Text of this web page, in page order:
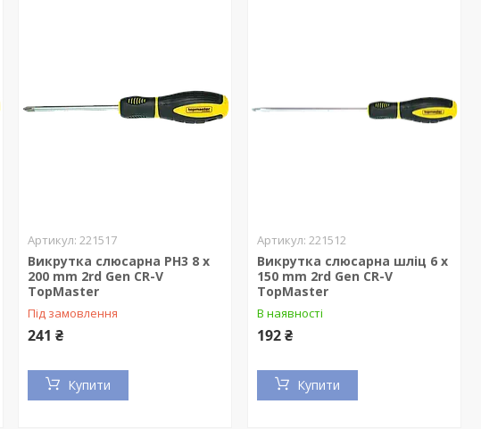
221517
Викрутка слюсарна PH3 8 x
200 mm 2rd Gen CR-V
TopMaster
Під замовлення
241 ₴
Купити
221512
Викрутка слюсарна шліц 6 x
150 mm 2rd Gen CR-V
TopMaster
В наявності
192 ₴
Купити